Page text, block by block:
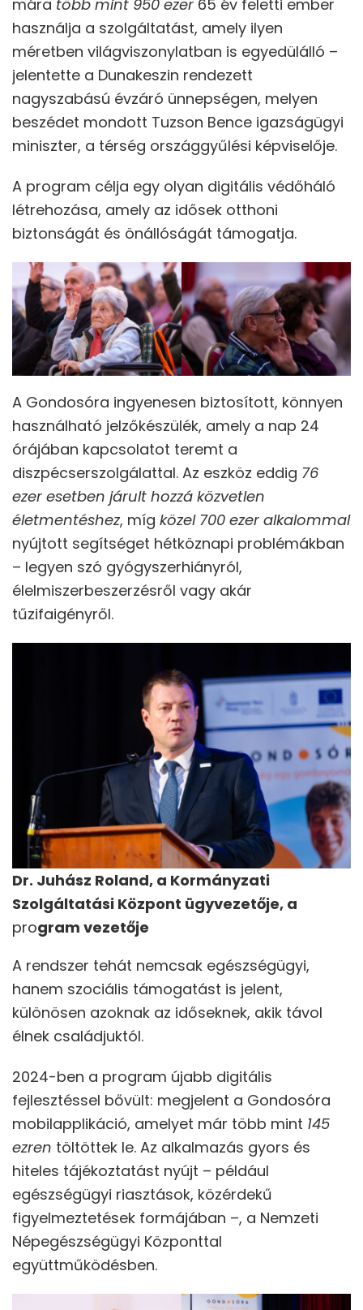
mára több mint 950 ezer 65 év feletti ember
használja a szolgáltatást, amely ilyen
méretben világviszonylatban is egyedülálló –
jelentette a Dunakeszin rendezett
nagyszabású évzáró ünnepségen, melyen
beszédet mondott Tuzson Bence igazságügyi
miniszter, a térség országgyűlési képviselője.
A program célja egy olyan digitális védőháló
létrehozása, amely az idősek otthoni
biztonságát és önállóságát támogatja.
A Gondosóra ingyenesen biztosított, könnyen
használható jelzőkészülék, amely a nap 24
órájában kapcsolatot teremt a
diszpécserszolgálattal. Az eszköz eddig 76
ezer esetben járult hozzá közvetlen
életmentéshez, míg közel 700 ezer alkalommal
nyújtott segítséget hétköznapi problémákban
– legyen szó gyógyszerhiányról,
élelmiszerbeszerzésről vagy akár
tűzifaigényről.
Dr. Juhász Roland, a Kormányzati
Szolgáltatási Központ ügyvezetője, a
program vezetője
A rendszer tehát nemcsak egészségügyi,
hanem szociális támogatást is jelent,
különösen azoknak az időseknek, akik távol
élnek családjuktól.
2024-ben a program újabb digitális
fejlesztéssel bővült: megjelent a Gondosóra
mobilapplikáció, amelyet már több mint 145
ezren töltöttek le. Az alkalmazás gyors és
hiteles tájékoztatást nyújt – például
egészségügyi riasztások, közérdekű
figyelmeztetések formájában –, a Nemzeti
Népegészségügyi Központtal
együttműködésben.